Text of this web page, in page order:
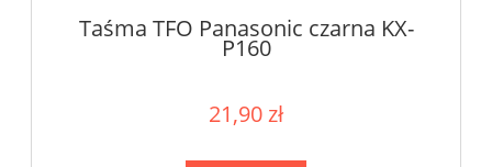
Taśma TFO Panasonic czarna KX-
P160
21,90 zł